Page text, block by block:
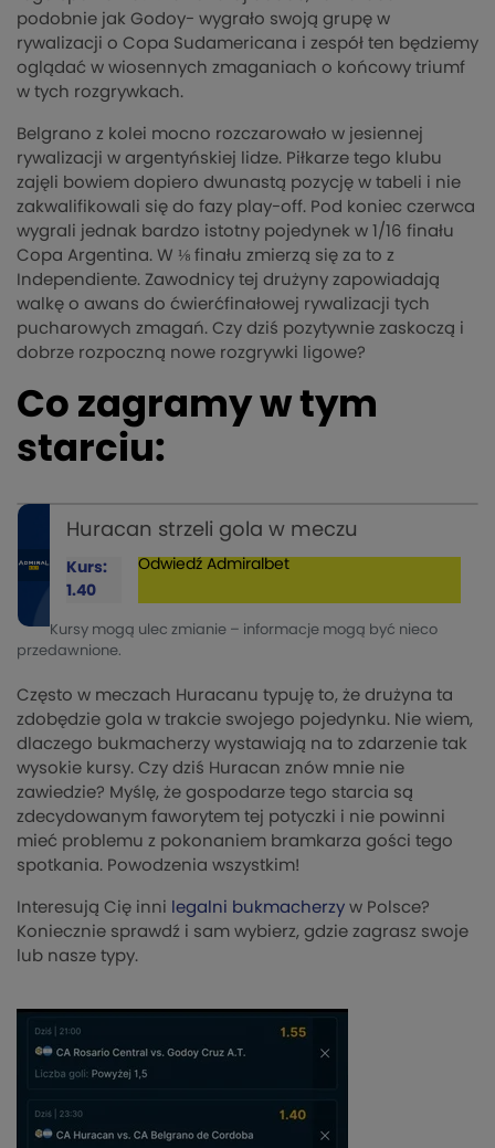
podobnie jak Godoy- wygrało swoją grupę w
rywalizacji o Copa Sudamericana i zespół ten będziemy
oglądać w wiosennych zmaganiach o końcowy triumf
w tych rozgrywkach.
Belgrano z kolei mocno rozczarowało w jesiennej
rywalizacji w argentyńskiej lidze. Piłkarze tego klubu
zajęli bowiem dopiero dwunastą pozycję w tabeli i nie
zakwalifikowali się do fazy play-off. Pod koniec czerwca
wygrali jednak bardzo istotny pojedynek w 1/16 finału
Copa Argentina. W ⅛ finału zmierzą się za to z
Independiente. Zawodnicy tej drużyny zapowiadają
walkę o awans do ćwierćfinałowej rywalizacji tych
pucharowych zmagań. Czy dziś pozytywnie zaskoczą i
dobrze rozpoczną nowe rozgrywki ligowe?
Co zagramy w tym
starciu:
Huracan strzeli gola w meczu
Kurs:
1.40
Odwiedź Admiralbet
Kursy mogą ulec zmianie – informacje mogą być nieco
przedawnione.
Często w meczach Huracanu typuję to, że drużyna ta
zdobędzie gola w trakcie swojego pojedynku. Nie wiem,
dlaczego bukmacherzy wystawiają na to zdarzenie tak
wysokie kursy. Czy dziś Huracan znów mnie nie
zawiedzie? Myślę, że gospodarze tego starcia są
zdecydowanym faworytem tej potyczki i nie powinni
mieć problemu z pokonaniem bramkarza gości tego
spotkania. Powodzenia wszystkim!
Interesują Cię inni legalni bukmacherzy w Polsce?
Koniecznie sprawdź i sam wybierz, gdzie zagrasz swoje
lub nasze typy.